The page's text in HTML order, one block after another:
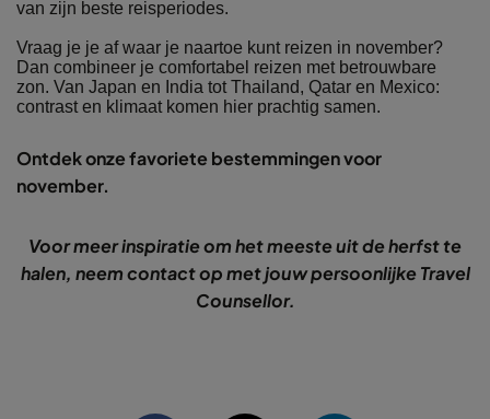
van zijn beste reisperiodes.
Vraag je je af waar je naartoe kunt reizen in november?
Dan combineer je comfortabel reizen met betrouwbare
zon. Van Japan en India tot Thailand, Qatar en Mexico:
contrast en klimaat komen hier prachtig samen.
Ontdek onze favoriete bestemmingen voor
november.
Voor meer inspiratie om het meeste uit de herfst te
halen, neem contact op met jouw persoonlijke Travel
Counsellor.